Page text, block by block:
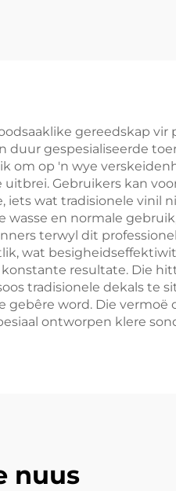
gereedskap vir
gespesialiseerde
om op 'n wye
Gebruikers kan
wat tradisionele vinil
en normale
terwyl dit
wat
resultate. Die
tradisionele dekals te
word. Die
ontworpen klere
nuus